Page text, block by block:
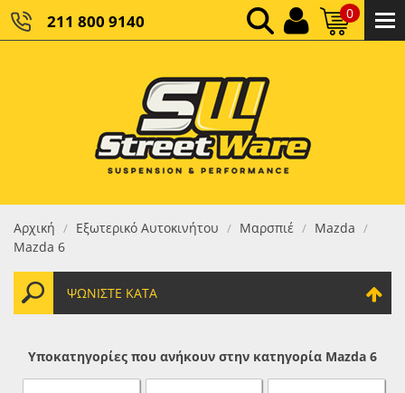
211 800 9140 0
ΚΑΘΑΡΌ ΣΎΝΟΛΟ:
ΤΕΛΙΚΌ ΣΎΝΟΛΟ:0,00 €
Αρχική / Εξωτερικό Αυτοκινήτου / Μαρσπιέ / Mazda /
Mazda 6
ΨΩΝΊΣΤΕ ΚΑΤΆ
Υποκατηγορίες που ανήκουν στην κατηγορία Mazda 6